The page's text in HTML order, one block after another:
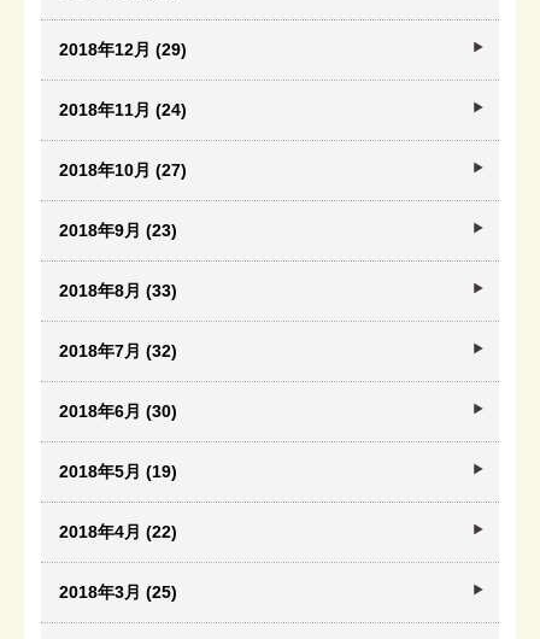
2018年12月 (29)
2018年11月 (24)
2018年10月 (27)
2018年9月 (23)
2018年8月 (33)
2018年7月 (32)
2018年6月 (30)
2018年5月 (19)
2018年4月 (22)
2018年3月 (25)